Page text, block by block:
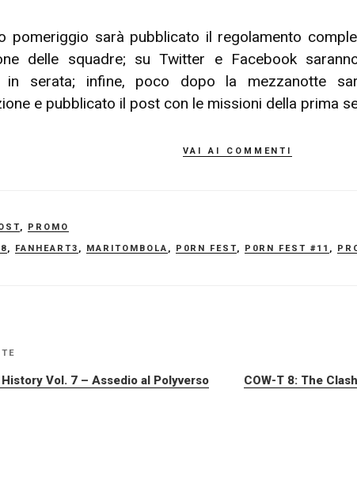
pomeriggio sarà pubblicato il regolamento
delle squadre; su Twitter e Facebook
in serata; infine, poco dopo la mezzanotte
e pubblicato il post con le missioni della prima
vai ai commenti
,
PROMO
, FANHEART3 , MARITOMBOLA , P0RN FEST, P0RN FEST #11 ,
History Vol. 7 – Assedio al Polyverso
COW-T 8: The